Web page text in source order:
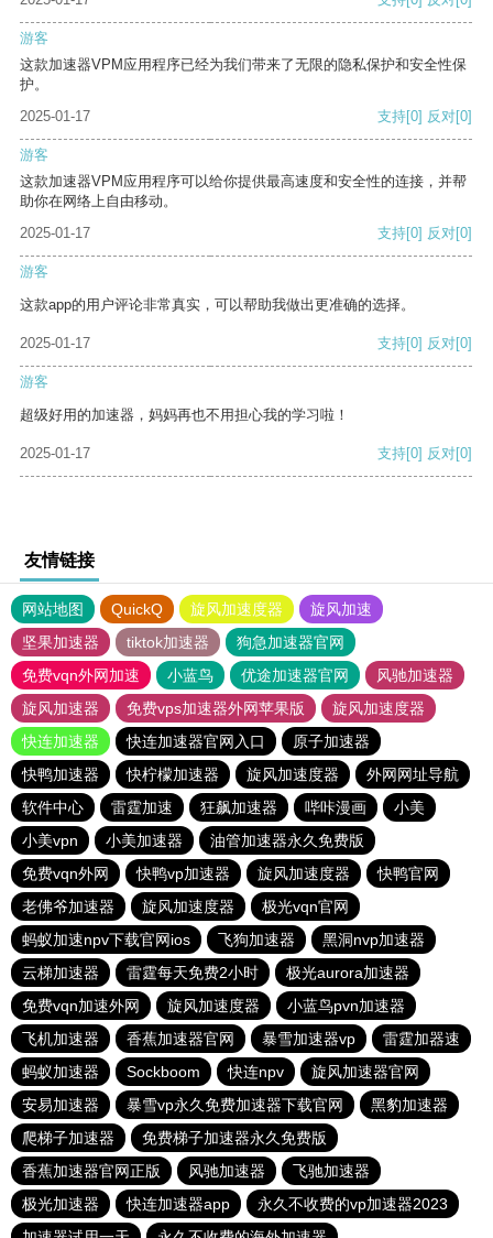
游客
这款加速器VPM应用程序已经为我们带来了无限的隐私保护和安全性保
护。
2025-01-17
支持[0] 反对[0]
游客
这款加速器VPM应用程序可以给你提供最高速度和安全性的连接，并帮
助你在网络上自由移动。
2025-01-17
支持[0] 反对[0]
游客
这款app的用户评论非常真实，可以帮助我做出更准确的选择。
2025-01-17 支持[0] 反对[0]
游客
超级好用的加速器，妈妈再也不用担心我的学习啦！
2025-01-17 支持[0] 反对[0]
友情链接
网站地图 QuickQ 旋风加速度器
旋风加速
坚果加速器
tiktok加速器
狗急加速器官网
免费vqn外网加速
小蓝鸟 优途加速器官网
风驰加速器
旋风加速器
免费vps加速器外网苹果版
旋风加速度器
快连加速器
快连加速器官网入口
原子加速器
快鸭加速器
快柠檬加速器 旋风加速度器
外网网址导航
软件中心
雷霆加速 狂飙加速器 哔咔漫画
小美
小美vpn
小美加速器
油管加速器永久免费版
免费vqn外网
快鸭vp加速器 旋风加速度器
快鸭官网
老佛爷加速器
旋风加速度器
极光vqn官网
蚂蚁加速npv下载官网ios
飞狗加速器
黑洞nvp加速器
云梯加速器
雷霆每天免费2小时
极光aurora加速器
免费vqn加速外网
旋风加速度器
小蓝鸟pvn加速器
飞机加速器
香蕉加速器官网 暴雪加速器vp
雷霆加器速
蚂蚁加速器
Sockboom 快连npv
旋风加速器官网
安易加速器
暴雪vp永久免费加速器下载官网
黑豹加速器
爬梯子加速器
免费梯子加速器永久免费版
香蕉加速器官网正版
风驰加速器
飞驰加速器
极光加速器
快连加速器app
永久不收费的vp加速器2023